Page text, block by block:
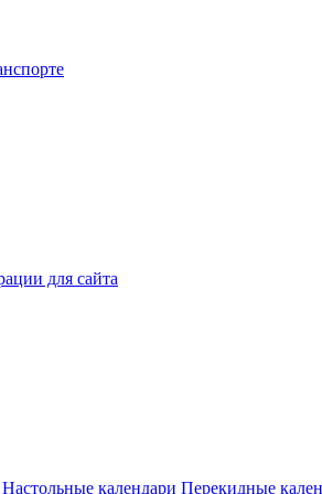
для сайта
Настольные календари Перекидные